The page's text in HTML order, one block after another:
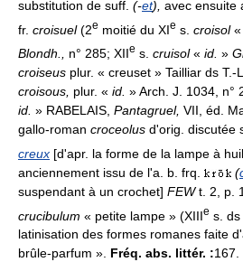
substitution de suff. (-et), avec ensuite
fr. croisuel(2e moitié du XIe s. croisol«
Blondh., n° 285; XIIe s. cruisol« id. »
croiseus plur. « creuset » Tailliar ds T.-
croisous, plur. « id. » Arch. J. 1034, n°
id. » RABELAIS, Pantagruel, VII, éd.
gallo-roman croceolus d'orig. discutée
creux [d'apr. la forme de la lampe à
anciennement issu de l'a. b. frq.
(
suspendant à un crochet] FEWt. 2, p.
crucibulum « petite lampe » (XIIIe s.
latinisation des formes romanes faite
brûle-parfum ». Fréq. abs. littér. :167.